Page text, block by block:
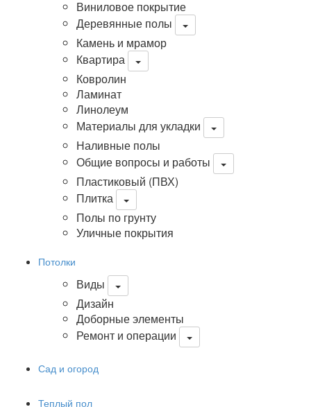
Виниловое покрытие
Деревянные полы
Камень и мрамор
Квартира
Ковролин
Ламинат
Линолеум
Материалы для укладки
Наливные полы
Общие вопросы и работы
Пластиковый (ПВХ)
Плитка
Полы по грунту
Уличные покрытия
Потолки
Виды
Дизайн
Доборные элементы
Ремонт и операции
Сад и огород
Теплый пол